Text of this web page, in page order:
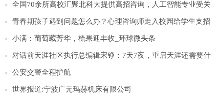
元|世界观热点
全国70余所高校汇聚北科大提供高招咨询，人工智能专业受关
注
青春期孩子遇到问题怎么办？心理咨询师走入校园给学生支招
小满：葡萄藏芳华，梳果迎丰收_环球微头条
对话前天涯社区执行总编辑宋铮：7天7夜，重启天涯还需要什
么？| 顶端100℃ 快看
公安交警全程护航
世界报道:宁波广元玛赫机床有限公司